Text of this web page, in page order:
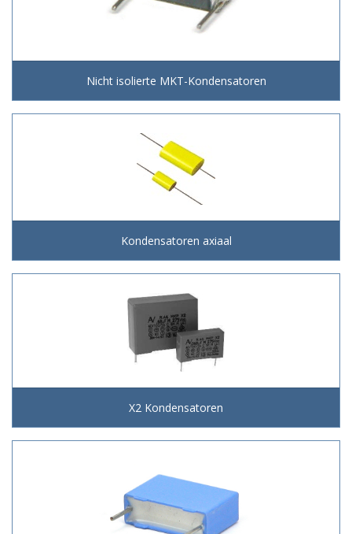
Nicht isolierte MKT-Kondensatoren
Kondensatoren axiaal
X2 Kondensatoren